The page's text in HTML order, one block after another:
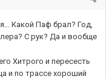
Какой Паф брал? Год,
С рук? Да и вообще
Хитрого и пересесть
и по трассе хороший